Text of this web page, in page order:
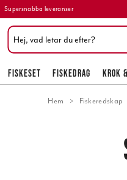
Supersnabba leveranser
FISKESET FISKEDRAG KROK
Hem Fiskeredskap